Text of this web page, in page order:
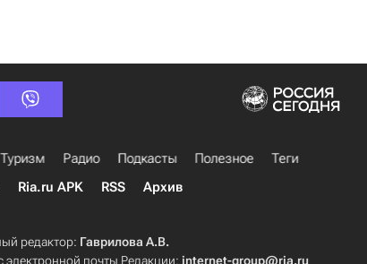
Туризм Радио Подкасты Полезное
Теги
Ria.ru APK RSS Архив
редактор: Гаврилова А.В.
электронной почты Редакции:internet-group@ria.ru